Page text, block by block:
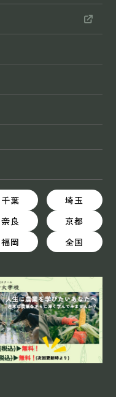
千葉
埼玉
奈良
京都
福岡 全国